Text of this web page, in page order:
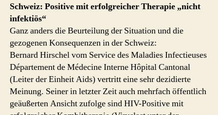
Schweiz: Positive mit erfolgreicher Therapie „nicht
infektiös“
Ganz anders die Beurteilung der Situation und die
gezogenen Konsequenzen in der Schweiz:
Bernard Hirschel vom Service des Maladies Infectieuses
Département de Médecine Interne Hôpital Cantonal
(Leiter der Einheit Aids) vertritt eine sehr dezidierte
Meinung. Seiner in letzter Zeit auch mehrfach öffentlich
geäußerten Ansicht zufolge sind HIV-Positive mit